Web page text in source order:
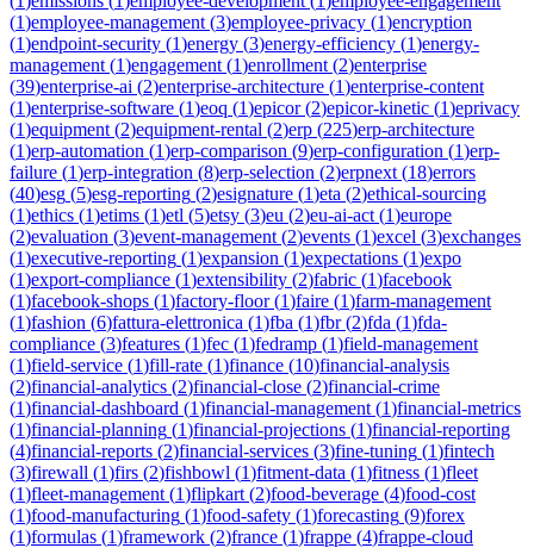
(1)employee-management (3)employee-privacy (1)encryption
(1)endpoint-security (1)energy (3)energy-efficiency (1)energy-
management (1)engagement (1)enrollment (2)enterprise
(39)enterprise-ai (2)enterprise-architecture (1)enterprise-content
(1)enterprise-software (1)eoq (1)epicor(2)epicor-kinetic (1)eprivacy
(1)equipment (2)equipment-rental (2)erp (225)erp-architecture
(1)erp-automation (1)erp-comparison (9)erp-configuration (1)erp-
failure (1)erp-integration (8)erp-selection (2)erpnext (18)errors
(40)esg (5)esg-reporting (2)esignature (1)eta (2)ethical-sourcing
(1)ethics (1)etims (1)etl (5)etsy (3)eu (2)eu-ai-act (1)europe
(2)evaluation (3)event-management (2)events (1)excel (3)exchanges
(1)executive-reporting (1)expansion (1)expectations (1)expo
(1)export-compliance (1)extensibility (2)fabric (1)facebook
(1)facebook-shops (1)factory-floor(1)faire (1)farm-management
(1)fashion (6)fattura-elettronica (1)fba (1)fbr(2)fda (1)fda-
compliance (3)features (1)fec (1)fedramp (1)field-management
(1)field-service (1)fill-rate (1)finance (10)financial-analysis
(2)financial-analytics (2)financial-close (2)financial-crime
(1)financial-dashboard (1)financial-management (1)financial-metrics
(1)financial-planning (1)financial-projections (1)financial-reporting
(4)financial-reports (2)financial-services (3)fine-tuning (1)fintech
(3)firewall (1)firs (2)fishbowl (1)fitment-data (1)fitness (1)fleet
(1)fleet-management (1)flipkart (2)food-beverage (4)food-cost
(1)food-manufacturing (1)food-safety (1)forecasting (9)forex
(1)formulas (1)framework (2)france (1)frappe (4)frappe-cloud